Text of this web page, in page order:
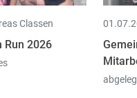
Classen
Run 2026